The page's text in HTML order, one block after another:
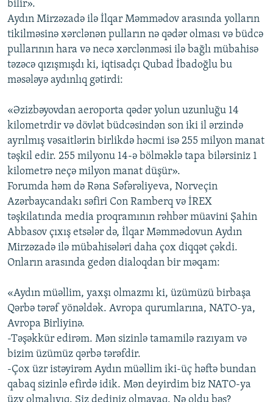
bilir».
Aydın Mirzəzadə ilə İlqar Məmmədov arasında yolların
tikilməsinə xərclənən pulların nə qədər olması və büdcə
pullarının hara və necə xərclənməsi ilə bağlı mübahisə
təzəcə qızışmışdı ki, iqtisadçı Qubad İbadoğlu bu
məsələyə aydınlıq gətirdi:
«Əzizbəyovdan aeroporta qədər yolun uzunluğu 14
kilometrdir və dövlət büdcəsindən son iki il ərzində
ayrılmış vəsaitlərin birlikdə həcmi isə 255 milyon manat
təşkil edir. 255 milyonu 14-ə bölməklə tapa bilərsiniz 1
kilometrə neçə milyon manat düşür».
Forumda həm də Rəna Səfərəliyeva, Norveçin
Azərbaycandakı səfiri Con Ramberq və İREX
təşkilatında media proqramının rəhbər müavini Şahin
Abbasov çıxış etsələr də, İlqar Məmmədovun Aydın
Mirzəzadə ilə mübahisələri daha çox diqqət çəkdi.
Onların arasında gedən dialoqdan bir məqam:
«Aydın müəllim, yaxşı olmazmı ki, üzümüzü birbaşa
Qərbə tərəf yönəldək. Avropa qurumlarına, NATO-ya,
Avropa Birliyinə.
-Təşəkkür edirəm. Mən sizinlə tamamilə razıyam və
bizim üzümüz qərbə tərəfdir.
-Çox üzr istəyirəm Aydın müəllim iki-üç həftə bundan
qabaq sizinlə efirdə idik. Mən deyirdim biz NATO-ya